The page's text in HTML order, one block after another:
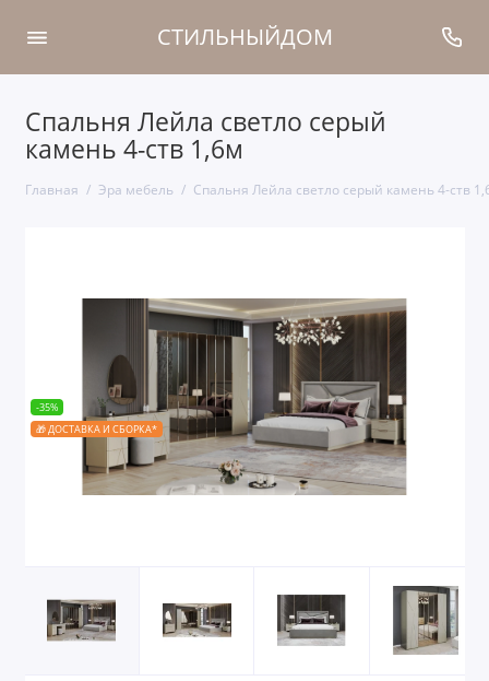
СТИЛЬНЫЙДОМ
Спальня Лейла светло серый
камень 4-ств 1,6м
Главная Эра мебель Спальня Лейла светло серый камень 4-ств
-35%
🎁 ДОСТАВКА И СБОРКА*